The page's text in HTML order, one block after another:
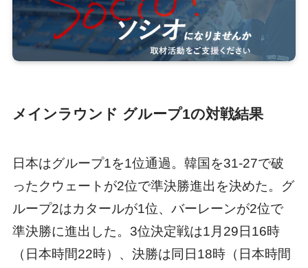
メインラウンド グループ1の対戦結果
日本はグループ1を1位通過。韓国を31-27で破
ったクウェートが2位で準決勝進出を決めた。グ
ループ2はカタールが1位、バーレーンが2位で
準決勝に進出した。3位決定戦は1月29日16時
（日本時間22時）、決勝は同日18時（日本時間